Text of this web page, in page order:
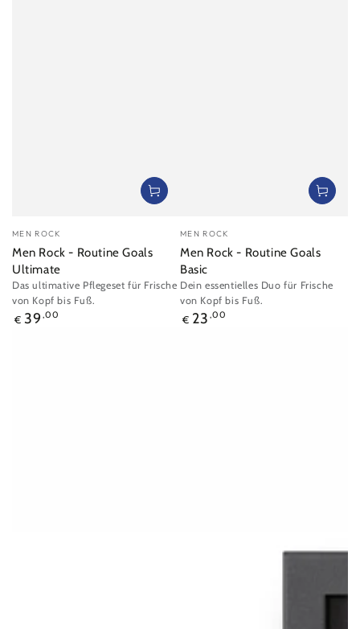
Verkäufer/in:
MEN ROCK
Men Rock - Routine Goals
Ultimate
Das ultimative Pflegeset für Frische
von Kopf bis Fuß.
Regulärer
€ 39 ,00
Verkäufer/in:
MEN ROCK
Men Rock - Routine Goals
Basic
Dein essentielles Duo für Frische
von Kopf bis Fuß.
Regulärer
€ 23 ,00